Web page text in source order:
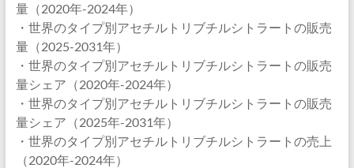
量（2020年-2024年）
・世界のタイプ別アセチルトリブチルシトラートの販売
量（2025-2031年）
・世界のタイプ別アセチルトリブチルシトラートの販売
量シェア（2020年-2024年）
・世界のタイプ別アセチルトリブチルシトラートの販売
量シェア（2025年-2031年）
・世界のタイプ別アセチルトリブチルシトラートの売上
（2020年-2024年）